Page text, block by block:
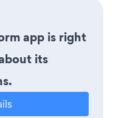
app is right
its